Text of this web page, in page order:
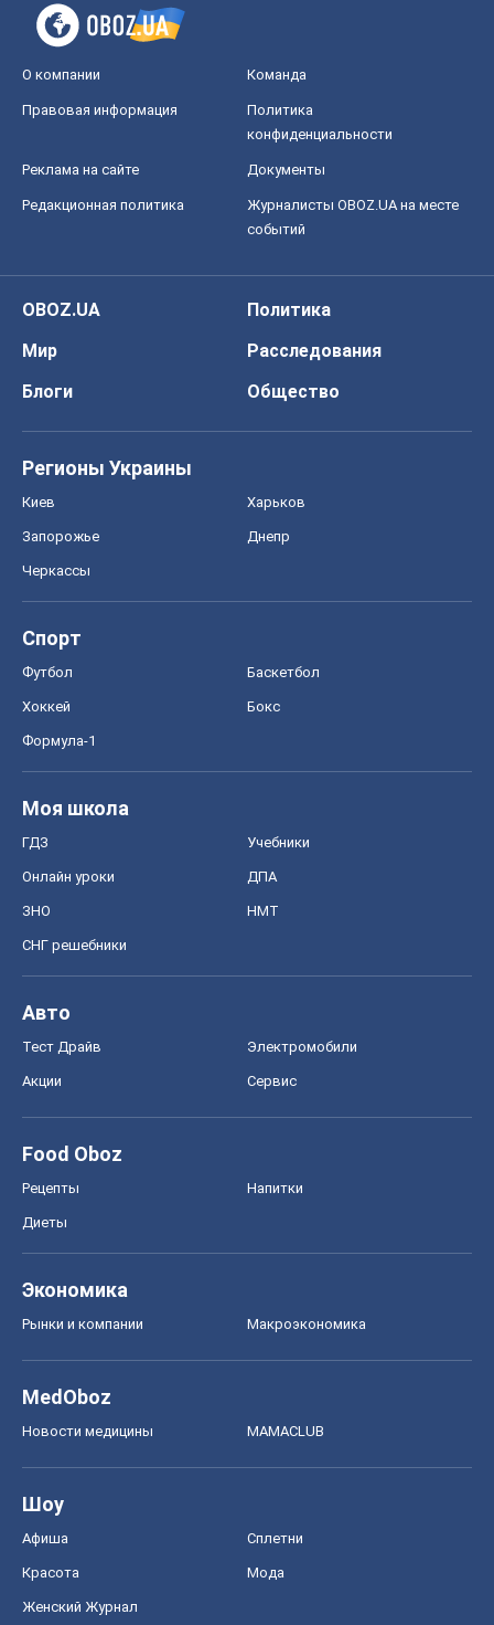
О компании Команда
Правовая информация
Политика
конфиденциальности
Реклама на сайте Документы
Редакционная политика
Журналисты OBOZ.UA на месте
событий
OBOZ.UA
Политика
Мир
Расследования
Блоги
Общество
Регионы Украины
Киев Харьков
Запорожье Днепр
Черкассы
Спорт
Футбол Баскетбол
Хоккей Бокс
Формула-1
Моя школа
ГДЗ Учебники
Онлайн уроки ДПА
ЗНО НМТ
СНГ решебники
Авто
Тест Драйв Электромобили
Акции Сервис
Food Oboz
Рецепты Напитки
Диеты
Экономика
Рынки и компании Mакроэкономика
MedOboz
Новости медицины MAMACLUB
Шоу
Афиша Сплетни
Красота Мода
Женский Журнал